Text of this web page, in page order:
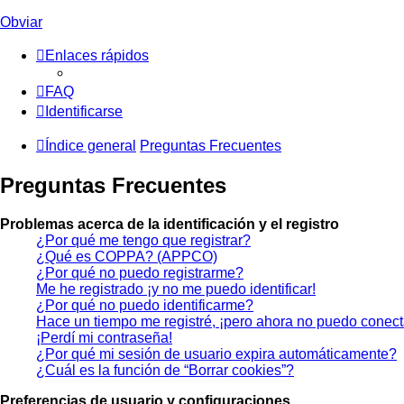
Obviar
Enlaces rápidos
FAQ
Identificarse
Índice general Preguntas Frecuentes
Preguntas Frecuentes
Problemas acerca de la identificación y el registro
¿Por qué me tengo que registrar?
¿Qué es COPPA? (APPCO)
¿Por qué no puedo registrarme?
Me he registrado ¡y no me puedo identificar!
¿Por qué no puedo identificarme?
Hace un tiempo me registré, ¡pero ahora no puedo
¡Perdí mi contraseña!
¿Por qué mi sesión de usuario expira automáticamente?
¿Cuál es la función de “Borrar cookies”?
Preferencias de usuario y configuraciones